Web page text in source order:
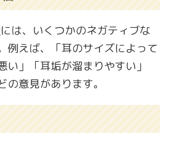
には、いくつかのネガティブな
例えば、「耳のサイズによって
い」「耳垢が溜まりやすい」
の意見があります。